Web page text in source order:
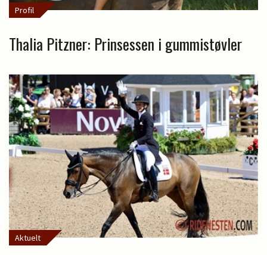
Profil
Thalia Pitzner: Prinsessen i gummistøvler
Aktuelt